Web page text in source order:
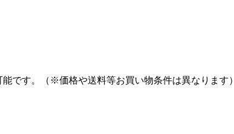
です。（※価格や送料等お買い物条件は異なります）